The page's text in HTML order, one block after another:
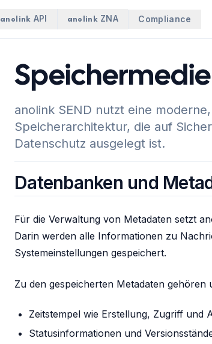
anolink API anolink ZNA Compliance
anolink SEND nutzt eine
Speicherarchitektur, die auf
Datenschutz ausgelegt ist.
Datenbanken und
Für die Verwaltung von Metadaten setzt
Darin werden alle Informationen zu
Systemeinstellungen gespeichert.
Zu den gespeicherten Metadaten gehören
Zeitstempel wie Erstellung, Zugriff und
Statusinformationen und